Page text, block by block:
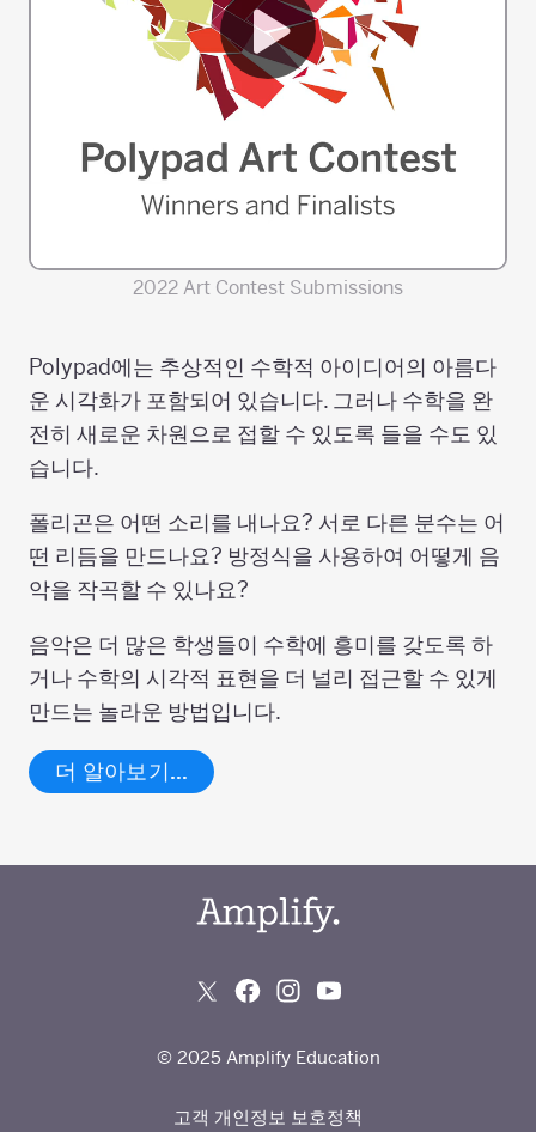
2022 Art Contest Submissions
Polypad에는 추상적인 수학적 아이디어의 아름다
운 시각화가 포함되어 있습니다. 그러나 수학을 완
전히 새로운 차원으로 접할 수 있도록 들을 수도 있
습니다.
폴리곤은 어떤 소리를 내나요? 서로 다른 분수는 어
떤 리듬을 만드나요? 방정식을 사용하여 어떻게 음
악을 작곡할 수 있나요?
음악은 더 많은 학생들이 수학에 흥미를 갖도록 하
거나 수학의 시각적 표현을 더 널리 접근할 수 있게
만드는 놀라운 방법입니다.
더 알아보기…
© 2025 Amplify Education
고객 개인정보 보호정책